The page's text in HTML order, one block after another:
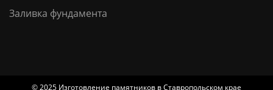
Заливка фундамента
© 2025 Изготовление памятников в Ставропольском крае